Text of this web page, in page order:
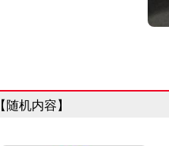
【随机内容】